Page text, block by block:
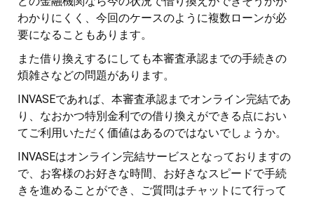
わかりにくく、今回のケースのように複数ローンが必
要になることもあります。
また借り換えするにしても本審査承認までの手続きの
煩雑さなどの問題があります。
INVASEであれば、本審査承認までオンライン完結であ
り、なおかつ特別金利での借り換えができる点におい
てご利用いただく価値はあるのではないでしょうか。
INVASEはオンライン完結サービスとなっておりますの
で、お客様のお好きな時間、お好きなスピードで手続
きを進めることができ、ご質問はチャットにて行って